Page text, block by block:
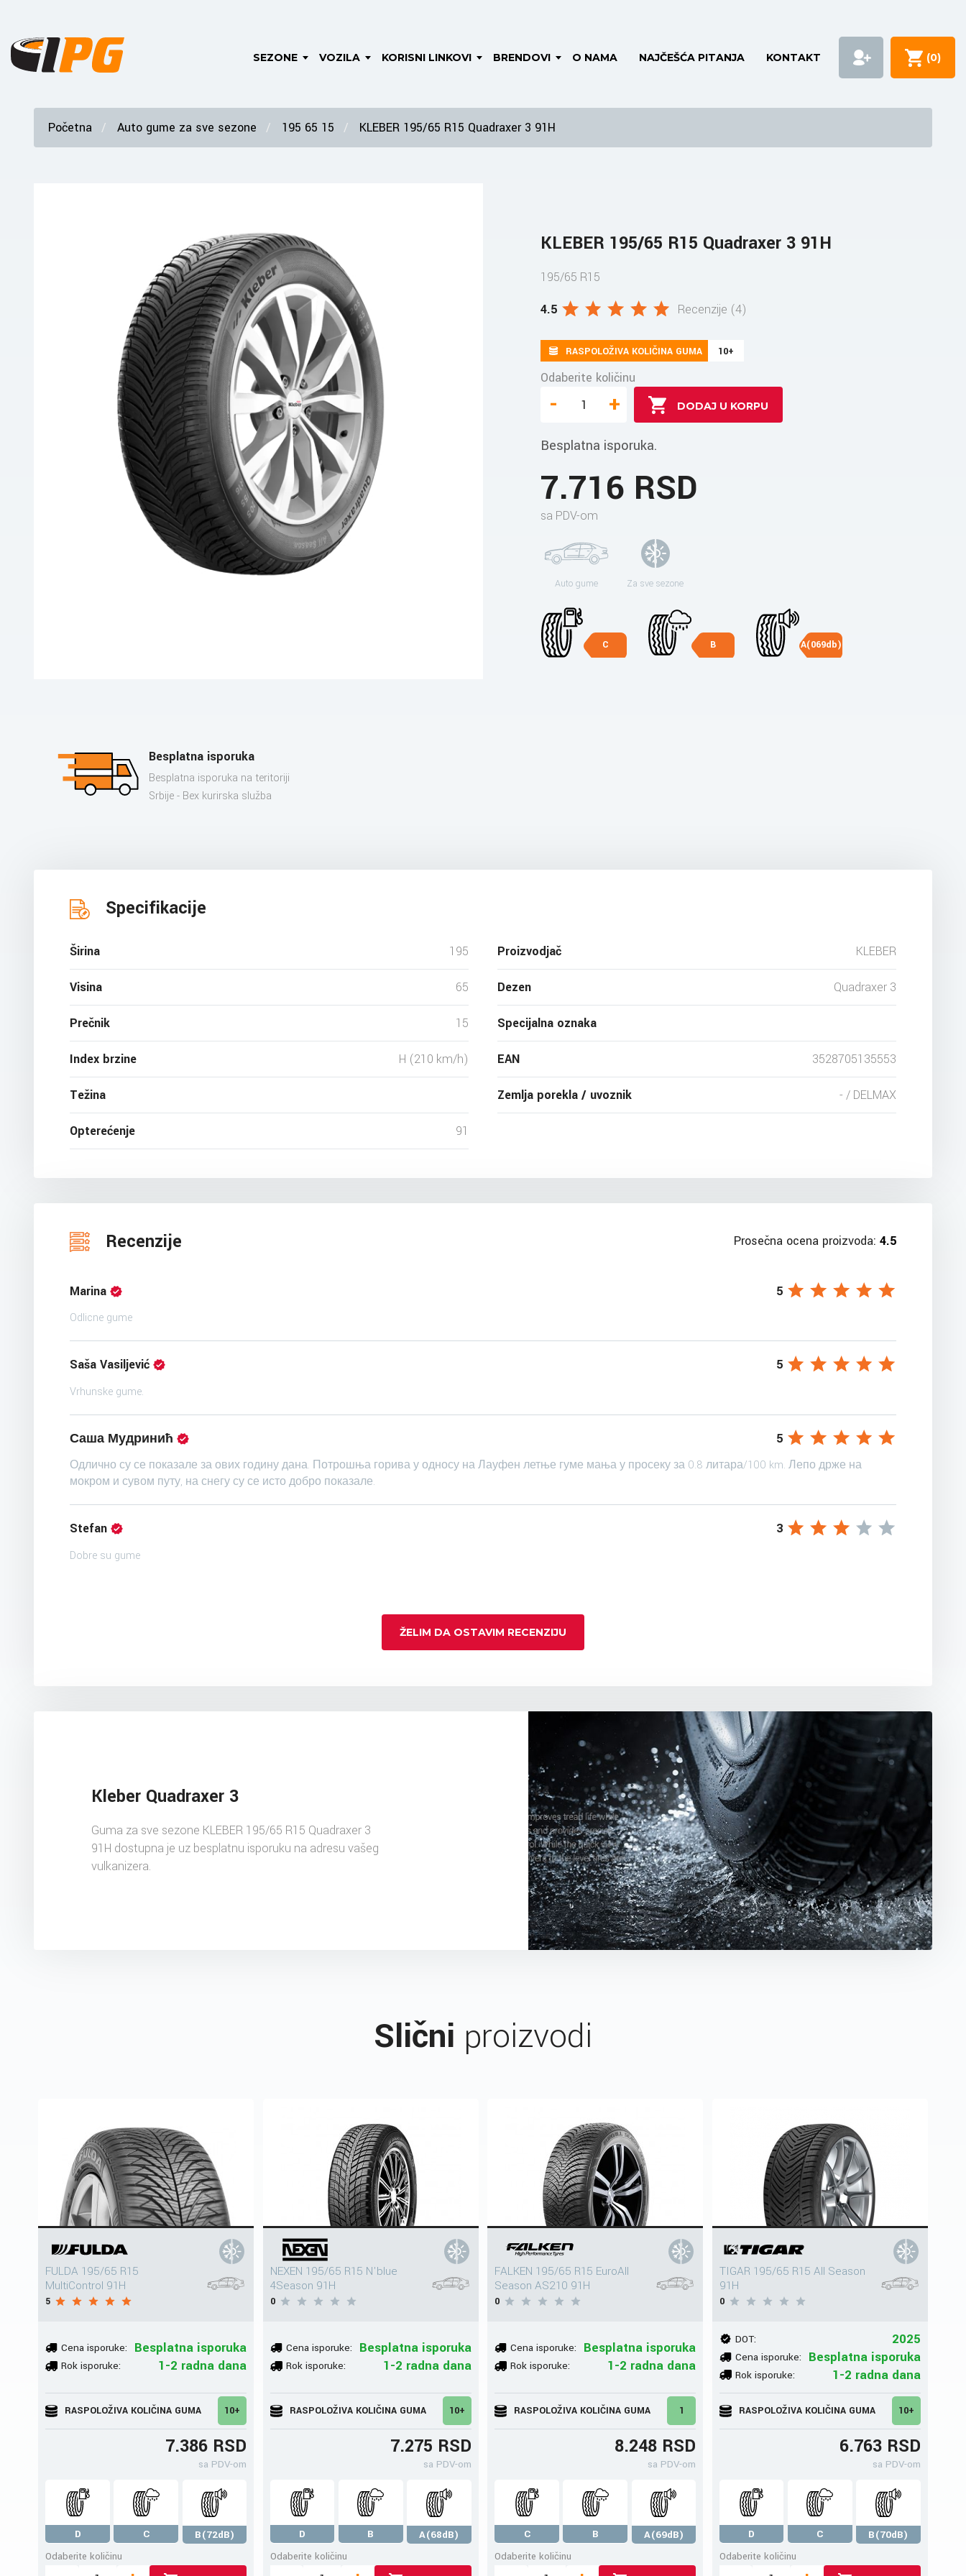
SEZONE VOZILA KORISNI LINKOVI BRENDOVI O NAMA NAJČEŠĆA PITANJA KONTAKT (0)
Početna Auto gume za sve sezone 195 65 15 KLEBER 195/65 R15 Quadraxer 3 91H
KLEBER 195/65 R15 Quadraxer 3 91H
195/65 R15
4.5
Recenzije (4)
RASPOLOŽIVA KOLIČINA GUMA 10+
Odaberite količinu
- +
Besplatna isporuka.
7.716 RSD
sa PDV-om
Auto gume Za sve sezone
C B A(069db)
Besplatna isporuka
Besplatna isporuka na teritoriji
Srbije - Bex kurirska služba
Specifikacije
Širina 195
Visina 65
Prečnik 15
Index brzine H (210 km/h)
Težina
Opterećenje 91
Proizvodjač KLEBER
Dezen Quadraxer 3
Specijalna oznaka
EAN 3528705135553
Zemlja porekla / uvoznik - / DELMAX
Recenzije Prosečna ocena proizvoda: 4.5
Marina 5
Odlicne gume
Saša Vasiljević 5
Vrhunske gume.
Саша Мудринић 5
Одлично су се показале за ових годину дана. Потрошња горива у односу на Лауфен летње гуме мања у просеку за 0.8 литара/100 km. Лепо држе на
мокром и сувом путу, на снегу су се исто добро показале.
Stefan 3
Dobre su gume
ŽELIM DA OSTAVIM RECENZIJU
Kleber Quadraxer 3
Guma za sve sezone KLEBER 195/65 R15 Quadraxer 3
91H dostupna je uz besplatnu isporuku na adresu vašeg
vulkanizera.
Slični proizvodi
FULDA 195/65 R15
MultiControl 91H
5
Cena isporuke: Besplatna isporuka
Rok isporuke: 1-2 radna dana
RASPOLOŽIVA KOLIČINA GUMA 10+
7.386 RSD
sa PDV-om
D C
B(72dB)
Odaberite količinu
NEXEN 195/65 R15 N'blue
4Season 91H
0
Cena isporuke: Besplatna isporuka
Rok isporuke: 1-2 radna dana
RASPOLOŽIVA KOLIČINA GUMA 10+
7.275 RSD
sa PDV-om
D B
A(68dB)
Odaberite količinu
FALKEN 195/65 R15 EuroAll
Season AS210 91H
0
Cena isporuke: Besplatna isporuka
Rok isporuke: 1-2 radna dana
RASPOLOŽIVA KOLIČINA GUMA 1
8.248 RSD
sa PDV-om
C B
A(69dB)
Odaberite količinu
TIGAR 195/65 R15 All Season
91H
0
DOT: 2025
Cena isporuke: Besplatna isporuka
Rok isporuke: 1-2 radna dana
RASPOLOŽIVA KOLIČINA GUMA 10+
6.763 RSD
sa PDV-om
D C
B(70dB)
Odaberite količinu